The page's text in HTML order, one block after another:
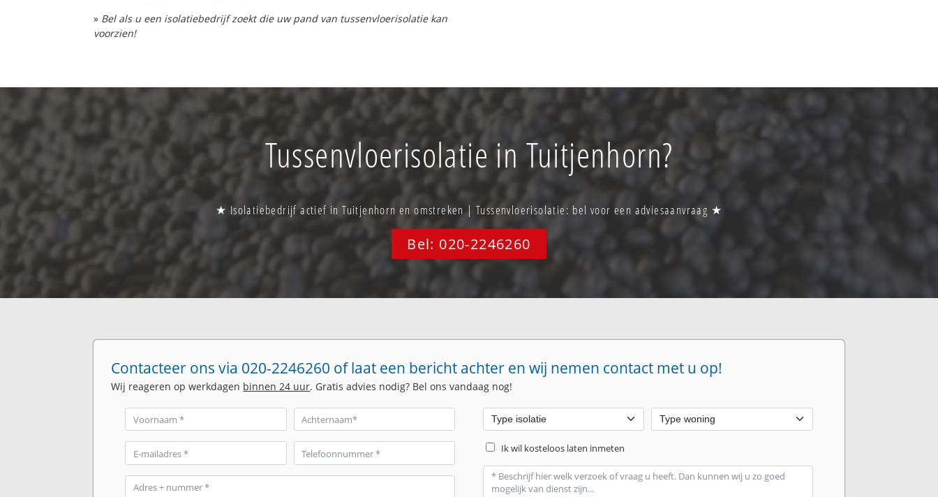
» Bel als u een isolatiebedrijf zoekt die uw pand van tussenvloerisolatie kan
voorzien!
Tussenvloerisolatie in Tuitjenhorn?
★ Isolatiebedrijf actief in Tuitjenhorn en omstreken | Tussenvloerisolatie: bel voor een adviesaanvraag ★
Bel: 020-2246260
Contacteer ons via 020-2246260 of laat een bericht achter en wij nemen contact met u op!
Wij reageren op werkdagen binnen 24 uur. Gratis advies nodig? Bel ons vandaag nog!
Ik wil kosteloos laten inmeten